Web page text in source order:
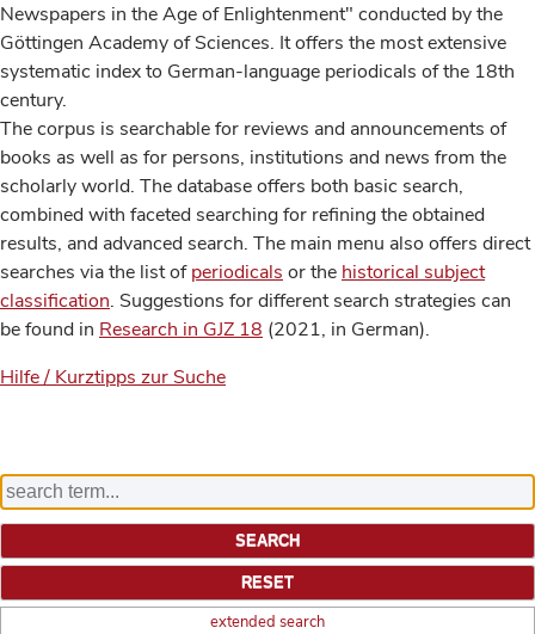
Newspapers in the Age of Enlightenment" conducted by the
Göttingen Academy of Sciences. It offers the most extensive
systematic index to German-language periodicals of the 18th
century.
The corpus is searchable for reviews and announcements of
books as well as for persons, institutions and news from the
scholarly world. The database offers both basic search,
combined with faceted searching for refining the obtained
results, and advanced search. The main menu also offers direct
searches via the list ofperiodicals or the historical subject
classification. Suggestions for different search strategies can
be found in Research in GJZ 18 (2021, in German).
Hilfe / Kurztipps zur Suche
extended search